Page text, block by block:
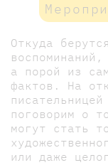
Откуда
а порой из
фактов. На
поговорим о
могут стать
или даже